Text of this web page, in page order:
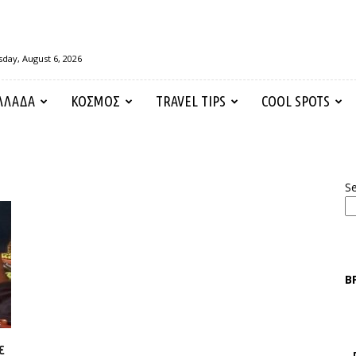
August 6, 2026
ΚΟΣΜΟΣ TRAVEL TIPS COOL SPOTS